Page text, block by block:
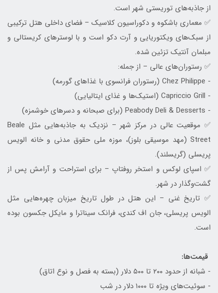
از جاذبه‌های توریستی شهر است.
✅ معماری باشکوه و دکوراسیون کلاسیک – فضای داخلی هتل ترکیبی
از سبک‌های ویکتوریایی و آرت دکو است و با لوسترهای کریستالی و
مبلمان آنتیک تزئین شده.
✅ رستوران‌های عالی – از جمله:
- Chez Philippe (رستوران فرانسوی با غذاهای گورمه)
- Capriccio Grill (استیک‌ها و غذای ایتالیایی)
- Peabody Deli & Desserts (برای صبحانه و دسرهای خوشمزه)
✅ موقعیت عالی در مرکز شهر – نزدیک به جاذبه‌هایی مثل Beale
Street (مهد موسیقی بلوز)، موزه ملی حقوق مدنی و خانه الویس
پریسلی (گریسلند).
✅ اسپای لوکس و استخر روفتاپ – برای استراحت و آرامش پس از
گشت‌وگذار در شهر.
✅ تاریخ غنی – این هتل در طول تاریخ میزبان چهره‌هایی مثل
الویس پریسلی، جان اف کندی، فرانک سیناترا و مایکل جکسون بوده
است.
قیمت‌ها:
- شبانه از حدود ۲۰۰ تا ۵۰۰ دلار (بسته به فصل و نوع اتاق)
- سوئیت‌های ویژه تا ۱۰۰۰ دلار در شب